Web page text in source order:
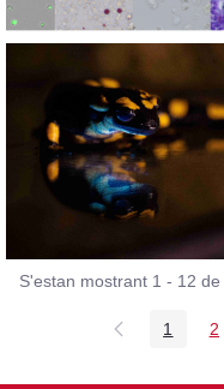
S'estan mostrant 1 - 12 de
Pàgina
1 2